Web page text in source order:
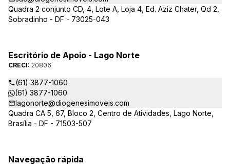
Quadra 2 conjunto CD, 4, Lote A, Loja 4, Ed. Aziz Chater, Qd 2,
Sobradinho - DF - 73025-043
Escritório de Apoio - Lago Norte
CRECI: 20806
(61) 3877-1060
(61) 3877-1060
lagonorte@diogenesimoveis.com
Quadra CA 5, 67, Bloco 2, Centro de Atividades, Lago Norte,
Brasília - DF - 71503-507
Navegação rápida